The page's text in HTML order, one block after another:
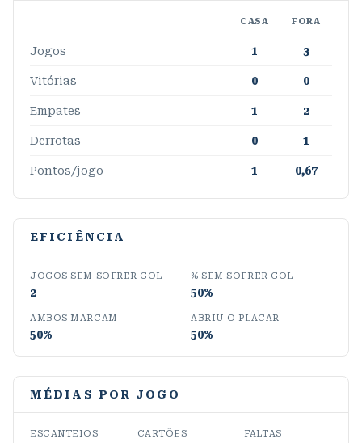
CASA FORA
Jogos 1 3
Vitórias 0 0
Empates 1 2
Derrotas 0 1
Pontos/jogo 1 0,67
EFICIÊNCIA
JOGOS SEM SOFRER GOL
2
% SEM SOFRER GOL
50%
AMBOS MARCAM
50%
ABRIU O PLACAR
50%
MÉDIAS POR JOGO
ESCANTEIOS CARTÕES FALTAS